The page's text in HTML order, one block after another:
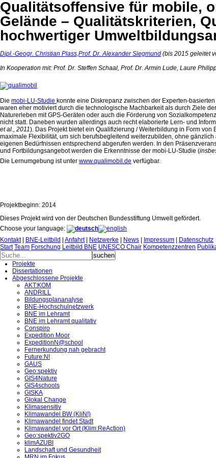
Qualitätsoffensive für mobile,
Gelände – Qualitätskriterien,
hochwertiger
Dipl.-Geogr. Christian Plass,Prof. Dr. Alexander Siegmund (bis 2015 geleitet
In Kooperation mit: Prof. Dr. Steffen Schaal, Prof. Dr. Armin Lude, Laure
Die mobi-LU-Studie konnte eine Diskrepanz zwischen der Experten-
waren eher motiviert durch die technologische Machbarkeit als durch Ziele
Naturerleben mit GPS-Geräten oder auch die Förderung von
nicht statt. Daneben wurden allerdings auch recht elaborierte Lern- und
et al., 2011). Das Projekt bietet ein Qualifizierung / Weiterbildung in Form
maximale Flexibilität, um sich berufsbegleitend weiterzubilden, ohne
eigenen Bedürfnissen entsprechend abgerufen werden. In den
und Fortbildungsangebot werden die Erkenntnisse der mobi-LU-Studie (
Die Lernumgebung ist unter www.qualimobil.de verfügbar.
Projektbeginn: 2014
Dieses Projekt wird von der Deutschen Bundesstiftung Umwelt gefördert.
Choose your language:
Kontakt| BNE-Leitbild Anfahrt| Netzwerke News Impressum
Datenschutz
Start Team Forschung Leitbild BNE UNESCO Chair Kompetenzzentren
Projekte
Dissertationen
Abgeschlossene Projekte
AKT:KOM
ANDRILL
Bildungsplananalyse
BNE-Hochschulnetzwerk
BNE im Lehramt
BNE im Lehramt qualitativ
Conspiro
Expedition Moor
ExpeditionN@school
Fernerkundung nah gebracht
Future:N!
GAUS
Geo:spektiv
GIS4Nature
GIS4schools
GISKA
Glokal Change
Klimasensitiv
Klimawandel BW (KliN!)
Klimawandel findet Stadt
Klimawandel vor Ort (Klim:ReAction)
Geo:spektiv2GO
klimAZUBI
Landschaft und Gesundheit